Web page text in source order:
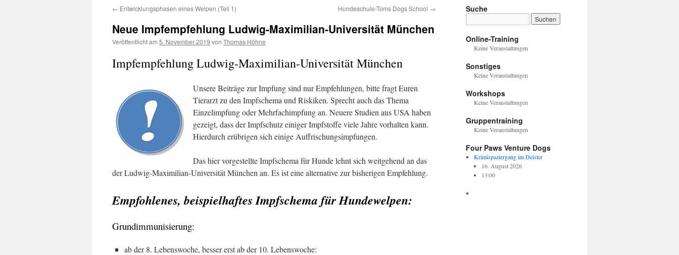
← Entwicklungsphasen eines Welpen (Teil 1) Hundeschule-Toms Dogs School →
Neue Impfempfehlung Ludwig-Maximilian-Universität München
Veröffentlicht am 5. November 2019 von Thomas Höhne
Impfempfehlung Ludwig-Maximilian-Universität München
Unsere Beiträge zur Impfung sind nur Empfehlungen, bitte fragt Euren
Tierarzt zu den Impfschema und Riskiken. Sprecht auch das Thema
Einzelimpfung oder Mehrfachimpfung an. Neuere Studien aus USA haben
gezeigt, dass der Impfschutz einiger Impfstoffe viele Jahre vorhalten kann.
Hierdurch erübrigen sich einige Auffrischungsimpfungen.
Das hier vorgestellte Impfschema für Hunde lehnt sich weitgehend an das
der Ludwig-Maximilian-Universität München an. Es ist eine alternative zur bisherigen Empfehlung.
Empfohlenes, beispielhaftes Impfschema für Hundewelpen:
Grundimmunisierung:
ab der 8. Lebenswoche, besser erst ab der 10. Lebenswoche:
Suche
Online-Training
Keine Veranstaltungen
Sonstiges
Keine Veranstaltungen
Workshops
Keine Veranstaltungen
Gruppentraining
Keine Veranstaltungen
Four Paws Venture Dogs
Krimispaziergang im Deister
16. August 2026
13:00